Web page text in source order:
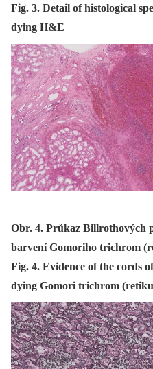
Fig. 3. Detail of histological
dying H&E
Obr. 4. Průkaz Billrothových
barvení Gomoriho trichrom
Fig. 4. Evidence of the cords
dying Gomori trichrom